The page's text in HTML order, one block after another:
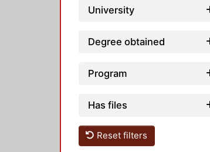
University
Degree obtained
Program
Has files
Reset filters